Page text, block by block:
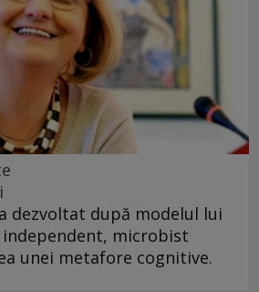
dezvoltat după modelul lui
microbist
unei metafore cognitive.